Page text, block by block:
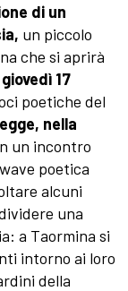
di un
un piccolo
che si aprirà
17
poetiche del
nella
un incontro
poetica
alcuni
una
a Taormina si
intorno ai loro
della